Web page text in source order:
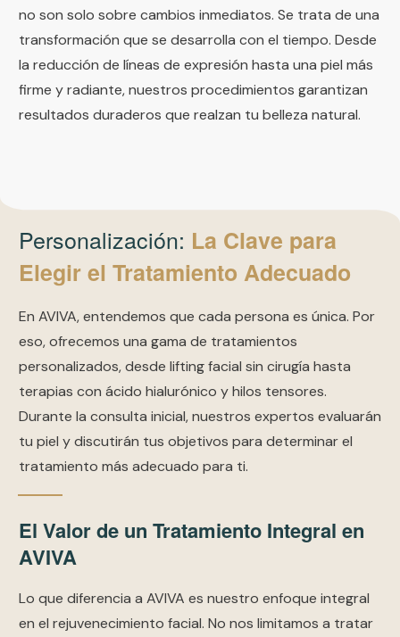
no son solo sobre cambios inmediatos. Se trata de una
transformación que se desarrolla con el tiempo. Desde
la reducción de líneas de expresión hasta una piel más
firme y radiante, nuestros procedimientos garantizan
resultados duraderos que realzan tu belleza natural.
Personalización: La Clave para
Elegir el Tratamiento Adecuado
En AVIVA, entendemos que cada persona es única. Por
eso, ofrecemos una gama de tratamientos
personalizados, desde lifting facial sin cirugía hasta
terapias con ácido hialurónico y hilos tensores.
Durante la consulta inicial, nuestros expertos evaluarán
tu piel y discutirán tus objetivos para determinar el
tratamiento más adecuado para ti.
El Valor de un Tratamiento Integral en
AVIVA
Lo que diferencia a AVIVA es nuestro enfoque integral
en el rejuvenecimiento facial. No nos limitamos a tratar